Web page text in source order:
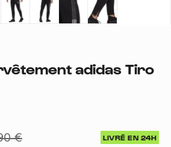
adidas Tiro
€ LIVRÉ EN 24H